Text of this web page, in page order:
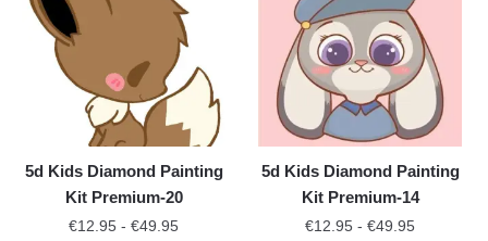
5d Kids Diamond Painting
Kit Premium-20
€12.95 - €49.95
5d Kids Diamond Painting
Kit Premium-14
€12.95 - €49.95